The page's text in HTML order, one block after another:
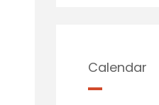
Calendar